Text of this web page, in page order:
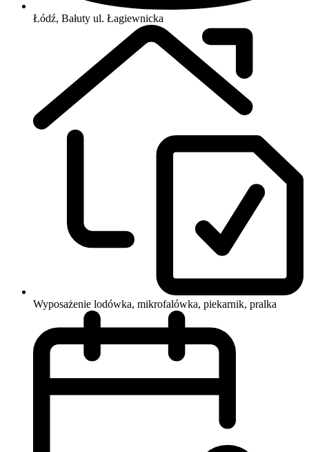
Łódź, Bałuty ul. Łagiewnicka
Wyposażenie lodówka, mikrofalówka, piekarnik, pralka